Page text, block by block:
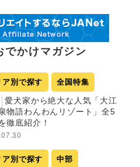
でかけマガジン
ア別で探す 全国特集
愛犬家から絶大な人気「大江
物語わんわんリゾート」全5
徹底紹介！
ア別で探す 中部